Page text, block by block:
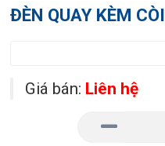
ĐÈN QUAY KÈM CÒI
Giá bán: Liên hệ